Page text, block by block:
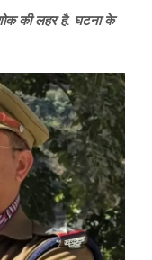
की लहर है. घटना के